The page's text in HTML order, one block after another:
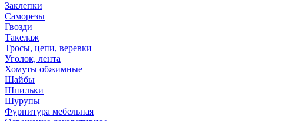
Заклепки
Саморезы
Гвозди
Такелаж
Тросы, цепи, веревки
Уголок, лента
Хомуты обжимные
Шайбы
Шпильки
Шурупы
Фурнитура мебельная